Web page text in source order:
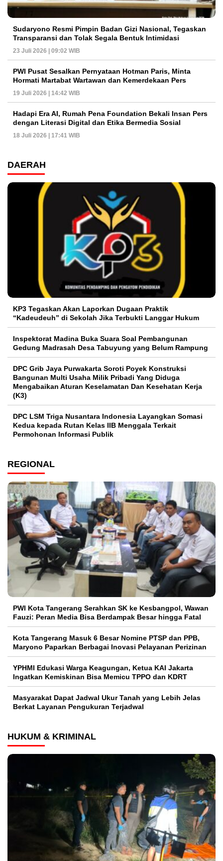
Sudaryono Resmi Pimpin Badan Gizi Nasional, Tegaskan
Transparansi dan Tolak Segala Bentuk Intimidasi
23 Juli 2026 | 09:02 WIB
PWI Pusat Sesalkan Pernyataan Hotman Paris, Minta
Hormati Martabat Wartawan dan Kemerdekaan Pers
19 Juli 2026 | 14:42 WIB
Hadapi Era AI, Rumah Pena Foundation Bekali Insan Pers
dengan Literasi Digital dan Etika Bermedia Sosial
18 Juli 2026 | 17:41 WIB
DAERAH
KP3 Tegaskan Akan Laporkan Dugaan Praktik
“Kadeudeuh” di Sekolah Jika Terbukti Langgar Hukum
Inspektorat Madina Buka Suara Soal Pembangunan
Gedung Madrasah Desa Tabuyung yang Belum Rampung
DPC Grib Jaya Purwakarta Soroti Poyek Konstruksi
Bangunan Multi Usaha Milik Pribadi Yang Diduga
Mengabaikan Aturan Keselamatan Dan Kesehatan Kerja
(K3)
DPC LSM Triga Nusantara Indonesia Layangkan Somasi
Kedua kepada Rutan Kelas IIB Menggala Terkait
Permohonan Informasi Publik
REGIONAL
PWI Kota Tangerang Serahkan SK ke Kesbangpol, Wawan
Fauzi: Peran Media Bisa Berdampak Besar hingga Fatal
Kota Tangerang Masuk 6 Besar Nomine PTSP dan PPB,
Maryono Paparkan Berbagai Inovasi Pelayanan Perizinan
YPHMI Edukasi Warga Keagungan, Ketua KAI Jakarta
Ingatkan Kemiskinan Bisa Memicu TPPO dan KDRT
Masyarakat Dapat Jadwal Ukur Tanah yang Lebih Jelas
Berkat Layanan Pengukuran Terjadwal
HUKUM & KRIMINAL